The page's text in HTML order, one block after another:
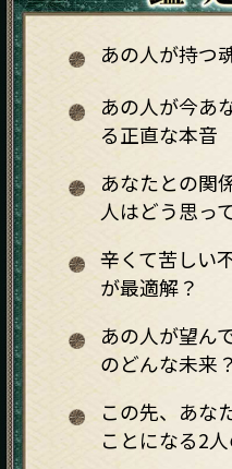
あの人が持つ
あの人が今あ
る正直な本音
あなたとの関
人はどう思っ
辛くて苦しい
が最適解？
あの人が望ん
のどんな未来？
この先、あな
ことになる2